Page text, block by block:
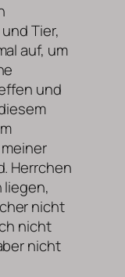
Tier,
auf, um
und
Herrchen
liegen,
nicht
nicht
nicht